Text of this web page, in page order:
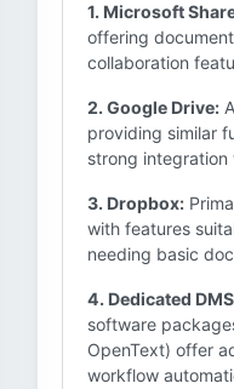
1. Microsoft
offering
collaboration
2. Google Drive:
providing similar
strong integration
3. Dropbox:
with features
needing basic
4. Dedicated
software
OpenText) offer
workflow